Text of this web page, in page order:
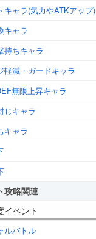
キャラ(気力やATKアップ)
キャラ
持ちキャラ
軽減・ガードキャラ
無限上昇キャラ
じキャラ
キャラ
攻略関連
イベント
ルバトル